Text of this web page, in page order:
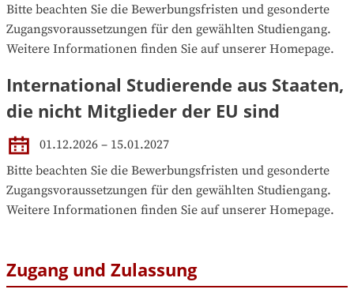
Bitte beachten Sie die Bewerbungsfristen und gesonderte
Zugangsvoraussetzungen für den gewählten Studiengang.
Weitere Informationen finden Sie auf unserer Homepage.
International Studierende aus Staaten,
die nicht Mitglieder der EU sind
01.12.2026 – 15.01.2027
Bitte beachten Sie die Bewerbungsfristen und gesonderte
Zugangsvoraussetzungen für den gewählten Studiengang.
Weitere Informationen finden Sie auf unserer Homepage.
Zugang und Zulassung